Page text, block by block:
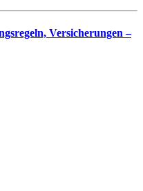
Versicherungen –